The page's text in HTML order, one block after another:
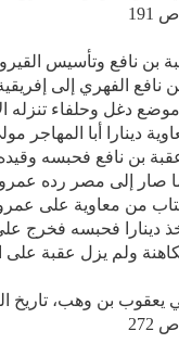
بن نافع وتأسيس
نافع الفهري إلى
موضع دغل وحلفاء
دينارا أبا المهاجر
بن نافع فحبسه
صار إلى مصر رده
من معاوية على عمرو
دينارا فحبسه فخرج
ولم يزل عقبة على
يعقوب بن وهب، تاريخ